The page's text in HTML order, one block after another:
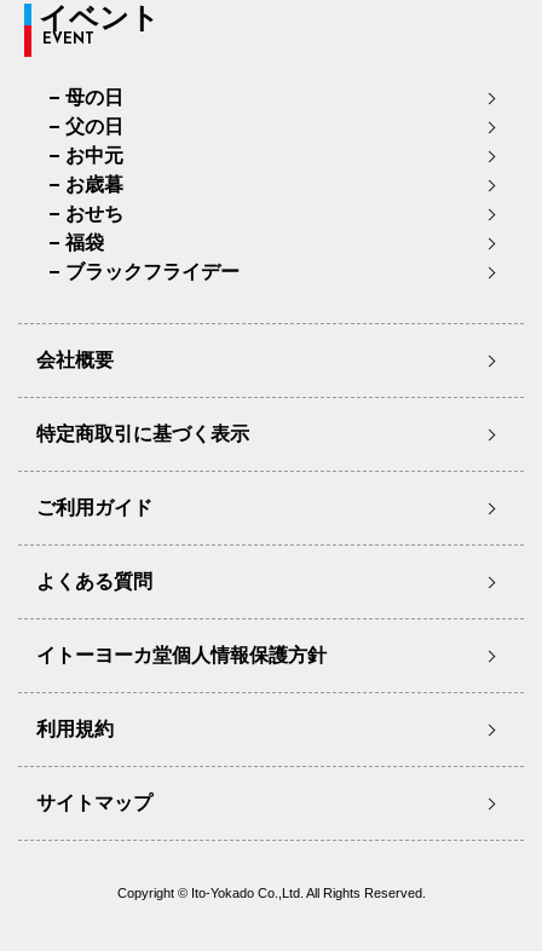
イベント
EVENT
母の日
父の日
お中元
お歳暮
おせち
福袋
ブラックフライデー
会社概要
特定商取引に基づく表示
ご利用ガイド
よくある質問
イトーヨーカ堂個人情報保護方針
利用規約
サイトマップ
Copyright © Ito-Yokado Co.,Ltd. All Rights Reserved.